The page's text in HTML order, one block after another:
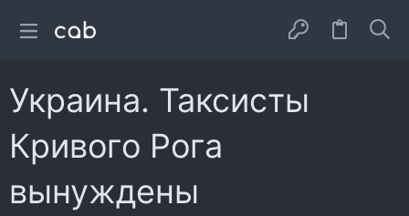
Украина. Таксисты
Кривого Рога
вынуждены